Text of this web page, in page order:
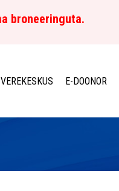
broneeringuta.
VEREKESKUS E-DOONOR